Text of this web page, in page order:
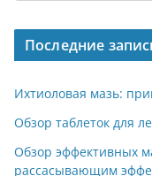
Последние
Ихтиоловая мазь:
Обзор таблеток для
Обзор эффективных
рассасывающим